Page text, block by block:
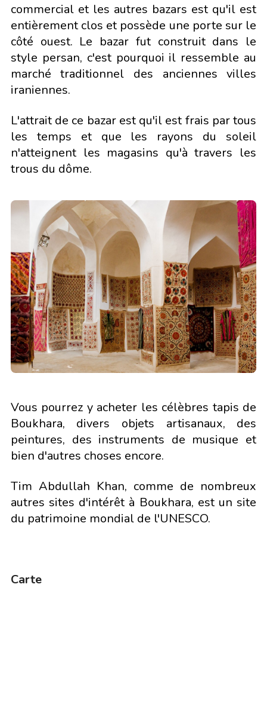
commercial et les autres bazars est qu'il est
entièrement clos et possède une porte sur le
côté ouest. Le bazar fut construit dans le
style persan, c'est pourquoi il ressemble au
marché traditionnel des anciennes villes
iraniennes.
L'attrait de ce bazar est qu'il est frais par tous
les temps et que les rayons du soleil
n'atteignent les magasins qu'à travers les
trous du dôme.
Vous pourrez y acheter les célèbres tapis de
Boukhara, divers objets artisanaux, des
peintures, des instruments de musique et
bien d'autres choses encore.
Tim Abdullah Khan, comme de nombreux
autres sites d'intérêt à Boukhara, est un site
du patrimoine mondial de l'UNESCO.
Carte